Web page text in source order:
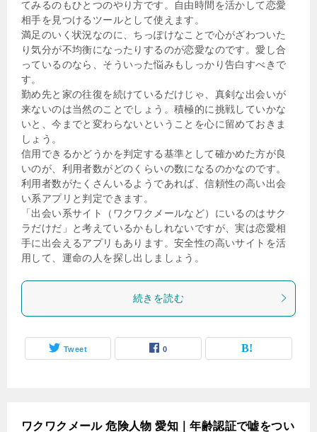
てみるのもひとつのやり方です。自由時間を活かして恋愛
相手を見つけるツールとして使えます。
満足のいく状況なのに、ちっぽけなことで心がざわついた
り気分が不均衡になったりするのが恋愛なのです。愛し合
っているのなら、そういった悩みもしっかり告白すべきで
す。
勤め先と家の往復を続けているだけじゃ、真剣な出会いが
来ないのは当然のことでしょう。積極的に挑戦していかな
いと、今までと変わらないということを心に留めておきま
しょう。
信用できるかどうかを判定する基準として確かめた方が良
いのが、利用者数がどのくらいの数になるのかなのです。
利用者数がたくさんいるようであれば、信頼性の高い出会
い系アプリと判定できます。
「出会い系サイト（ワクワクメールなど）にいるのはサク
ラだけだ」と考えているかもしれないですが、実は恋愛相
手に出会えるアプリもあります。安全性の高いサイトを活
用して、運命の人を探し出しましょう。
続きを読む
Tweet 0
ワクワクメール 危険人物 愛知｜年齢認証で嘘をつい